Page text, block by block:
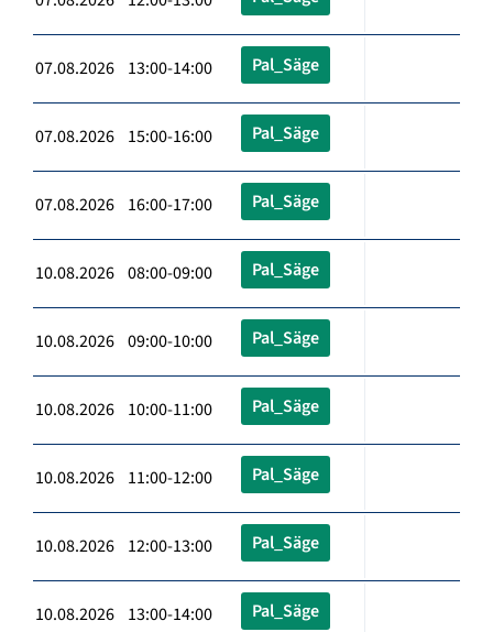
07.08.2026 13:00-14:00 Pal_Säge
07.08.2026 15:00-16:00 Pal_Säge
07.08.2026 16:00-17:00 Pal_Säge
10.08.2026 08:00-09:00 Pal_Säge
10.08.2026 09:00-10:00 Pal_Säge
10.08.2026 10:00-11:00 Pal_Säge
10.08.2026 11:00-12:00 Pal_Säge
10.08.2026 12:00-13:00 Pal_Säge
10.08.2026 13:00-14:00 Pal_Säge